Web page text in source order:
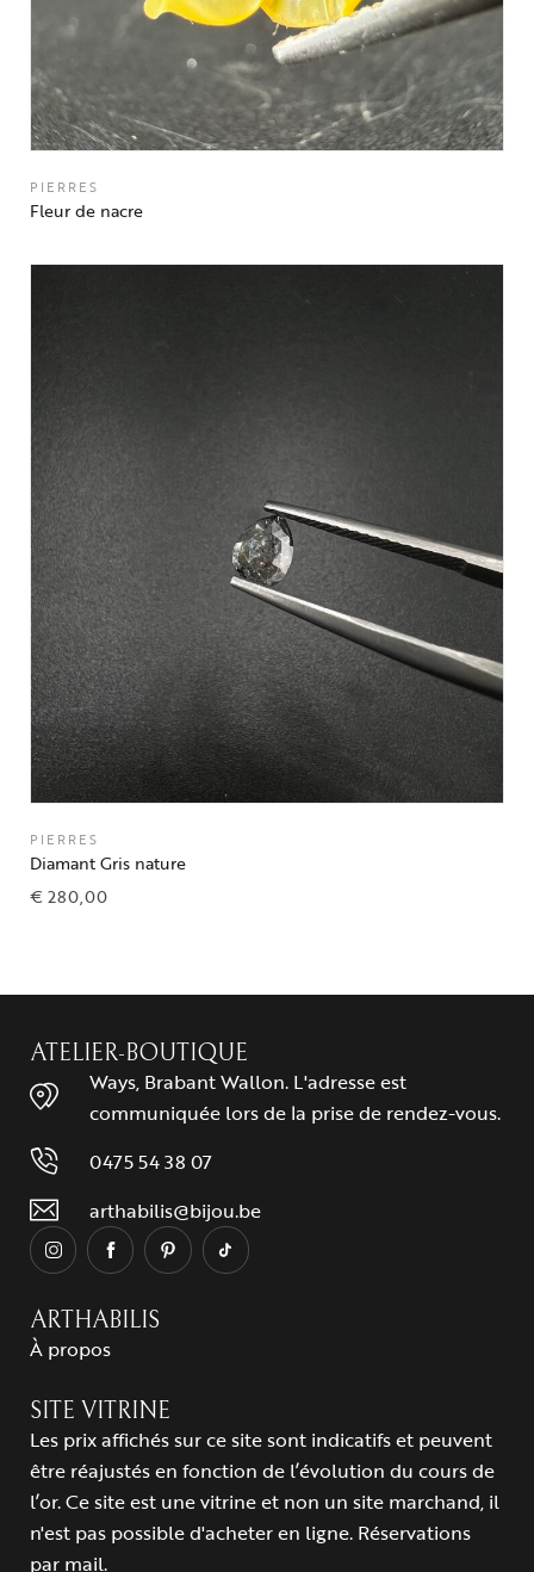
PIERRES
Fleur de nacre
PIERRES
Diamant Gris nature
€280,00
ATELIER-BOUTIQUE
Ways, Brabant Wallon. L'adresse est
communiquée lors de la prise de rendez-vous.
0475 54 38 07
arthabilis@bijou.be
ARTHABILIS
À propos
SITE VITRINE
Les prix affichés sur ce site sont indicatifs et peuvent
être réajustés en fonction de l’évolution du cours de
l’or. Ce site est une vitrine et non un site marchand, il
n'est pas possible d'acheter en ligne. Réservations
par mail.